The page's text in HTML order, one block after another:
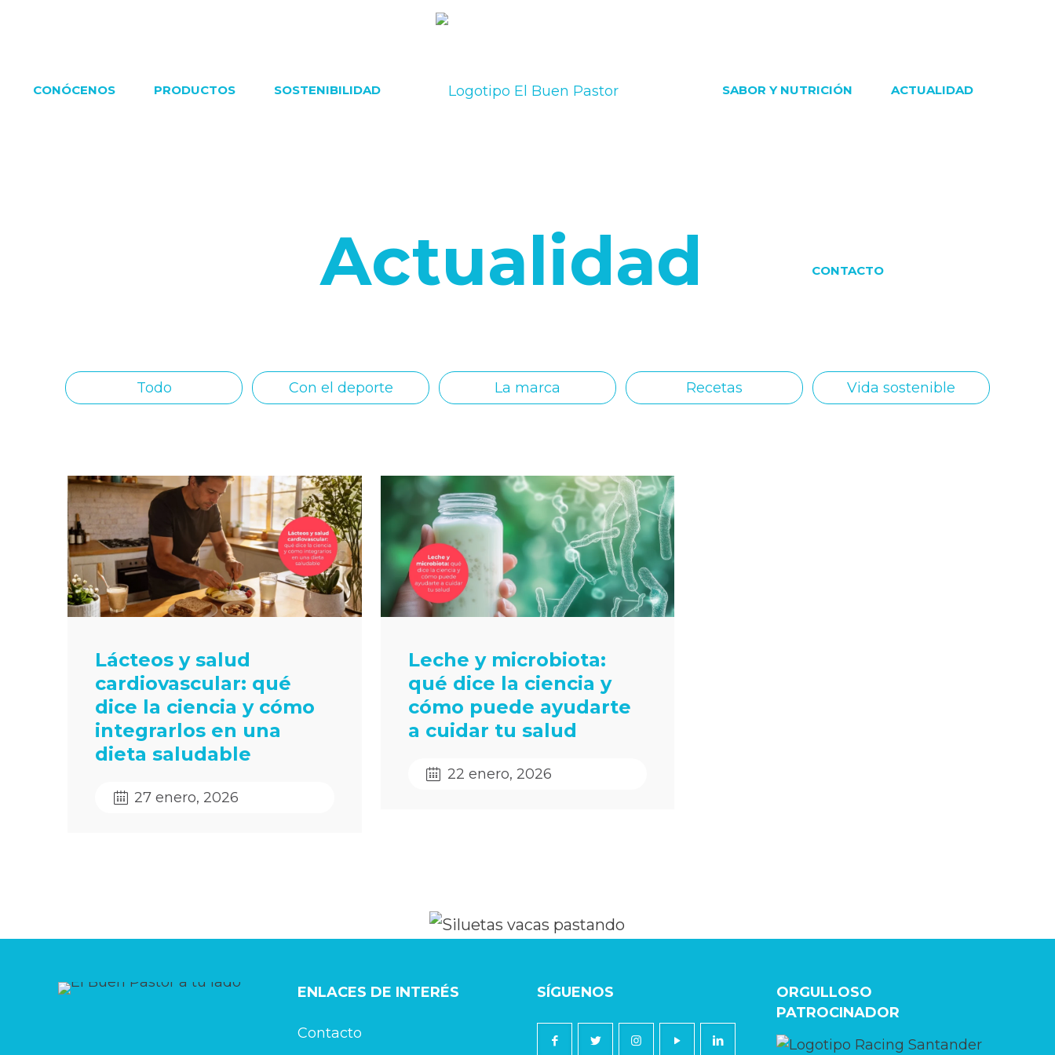
CONÓCENOS PRODUCTOS SOSTENIBILIDAD SABOR Y NUTRICIÓN ACTUALIDAD
CONTACTO
Actualidad
Todo Con el deporte La marca Recetas Vida sostenible
Lácteos y salud
cardiovascular: qué
dice la ciencia y cómo
integrarlos en una
dieta saludable
27 enero, 2026
Leche y microbiota:
qué dice la ciencia y
cómo puede ayudarte
a cuidar tu salud
22 enero, 2026
ENLACES DE INTERÉS
Contacto
SÍGUENOS
ORGULLOSO
PATROCINADOR